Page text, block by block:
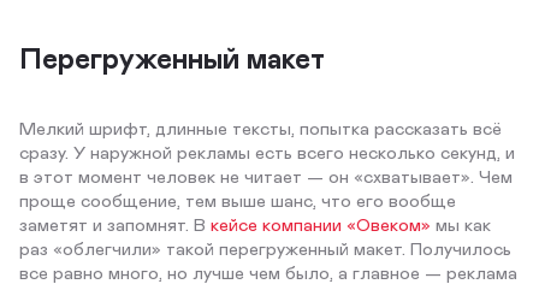
Перегруженный макет
Мелкий шрифт, длинные тексты, попытка рассказать всё
сразу. У наружной рекламы есть всего несколько секунд, и
в этот момент человек не читает — он «схватывает». Чем
проще сообщение, тем выше шанс, что его вообще
заметят и запомнят. В кейсе компании «Овеком» мы как
раз «облегчили» такой перегруженный макет. Получилось
все равно много, но лучше чем было, а главное — реклама